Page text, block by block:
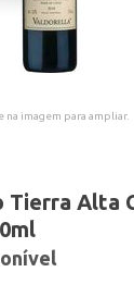
na imagem para ampliar.
Tierra Alta